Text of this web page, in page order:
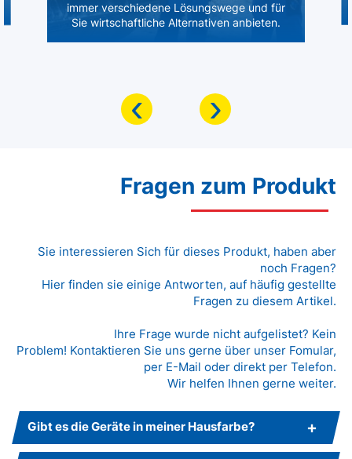
immer verschiedene Lösungswege und für
Sie wirtschaftliche Alternativen anbieten.
‹ ›
Fragen zum Produkt
Sie interessieren Sich für dieses Produkt, haben aber
noch Fragen?
Hier finden sie einige Antworten, auf häufig gestellte
Fragen zu diesem Artikel.
Ihre Frage wurde nicht aufgelistet? Kein
Problem! Kontaktieren Sie uns gerne über unser Fomular,
per E-Mail oder direkt per Telefon.
Wir helfen Ihnen gerne weiter.
Gibt es die Geräte in meiner Hausfarbe?